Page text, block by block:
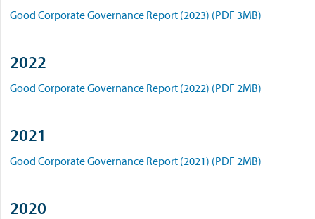
Good Corporate Governance Report (2023) (PDF 3MB)
2022
Good Corporate Governance Report (2022) (PDF 2MB)
2021
Good Corporate Governance Report (2021) (PDF 2MB)
2020